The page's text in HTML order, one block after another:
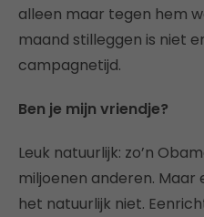
alleen maar tegen hem
maand stilleggen is niet
campagnetijd.
Ben je mijn vriendje?
Leuk natuurlijk: zo’n
miljoenen anderen.
het natuurlijk niet.